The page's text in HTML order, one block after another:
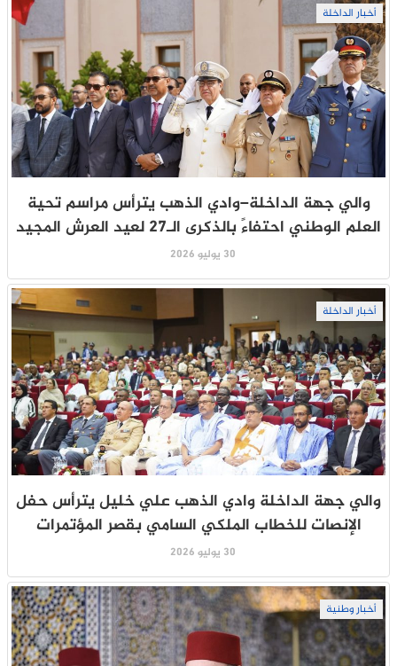
أخبار الداخلة
والي جهة الداخلة–وادي الذهب يترأس مراسم تحية
العلم الوطني احتفاءً بالذكرى الـ27 لعيد العرش المجيد
30 يوليو 2026
أخبار الداخلة
والي جهة الداخلة وادي الذهب علي خليل يترأس حفل
الإنصات للخطاب الملكي السامي بقصر المؤتمرات
30 يوليو 2026
أخبار وطنية